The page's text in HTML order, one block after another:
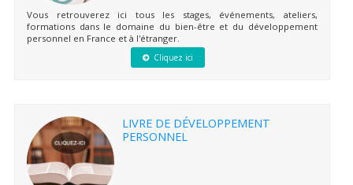
Vous retrouverez ici tous les stages, événements, ateliers,
formations dans le domaine du bien-être et du développement
personnel en France et à l'étranger.
Cliquez ici
LIVRE DE DÉVELOPPEMENT
PERSONNEL